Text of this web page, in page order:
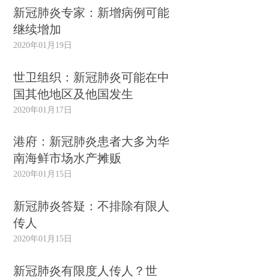
新冠肺炎专家：新增病例可能
继续增加
2020年01月19日
世卫组织：新冠肺炎可能在中
国其他地区及他国发生
2020年01月17日
港府：新冠肺炎患者大多为华
南海鲜市场水产摊贩
2020年01月15日
新冠肺炎答疑：不排除有限人
传人
2020年01月15日
新冠肺炎有限度人传人？世